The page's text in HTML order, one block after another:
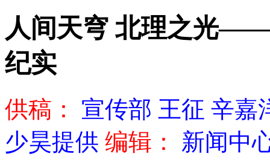
人间天穹 北理之光
纪实
供稿：
宣传部 王征 辛嘉
少昊提供 编辑： 新闻中